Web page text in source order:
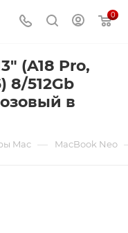
0
(A18 Pro,
8/512Gb
в
Mac — MacBook Neo